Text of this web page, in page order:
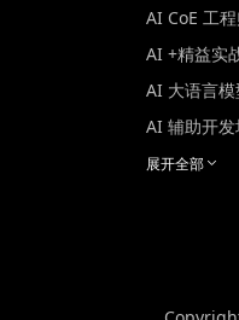
AI CoE 工
AI +精益实
AI 大语言
AI 辅助开发
展开全部